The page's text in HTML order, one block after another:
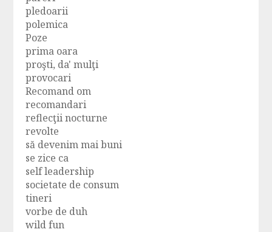
pledoarii
polemica
Poze
prima oara
proşti, da' mulţi
provocari
Recomand om
recomandari
reflecţii nocturne
revolte
să devenim mai buni
se zice ca
self leadership
societate de consum
tineri
vorbe de duh
wild fun